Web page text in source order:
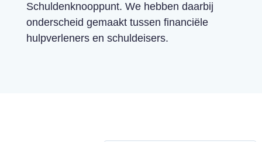
Schuldenknooppunt. We hebben daarbij
onderscheid gemaakt tussen financiële
hulpverleners en schuldeisers.